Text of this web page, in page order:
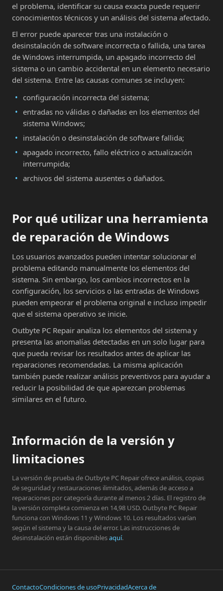
el problema, identificar su causa exacta puede requerir
conocimientos técnicos y un análisis del sistema afectado.
El error puede aparecer tras una instalación o
desinstalación de software incorrecta o fallida, una tarea
de Windows interrumpida, un apagado incorrecto del
sistema o un cambio accidental en un elemento necesario
del sistema. Entre las causas comunes se incluyen:
configuración incorrecta del sistema;
entradas no válidas o dañadas en los elementos del
sistema Windows;
instalación o desinstalación de software fallida;
apagado incorrecto, fallo eléctrico o actualización
interrumpida;
archivos del sistema ausentes o dañados.
Por qué utilizar una herramienta
de reparación de Windows
Los usuarios avanzados pueden intentar solucionar el
problema editando manualmente los elementos del
sistema. Sin embargo, los cambios incorrectos en la
configuración, los servicios o las entradas de Windows
pueden empeorar el problema original e incluso impedir
que el sistema operativo se inicie.
Outbyte PC Repair analiza los elementos del sistema y
presenta las anomalías detectadas en un solo lugar para
que pueda revisar los resultados antes de aplicar las
reparaciones recomendadas. La misma aplicación
también puede realizar análisis preventivos para ayudar a
reducir la posibilidad de que aparezcan problemas
similares en el futuro.
Información de la versión y
limitaciones
La versión de prueba de Outbyte PC Repair ofrece análisis, copias
de seguridad y restauraciones ilimitados, además de acceso a
reparaciones por categoría durante al menos 2 días. El registro de
la versión completa comienza en 14,98 USD. Outbyte PC Repair
funciona con Windows 11 y Windows 10. Los resultados varían
según el sistema y la causa del error. Las instrucciones de
desinstalación están disponiblesaquí.
ContactoCondiciones de usoPrivacidadAcerca de